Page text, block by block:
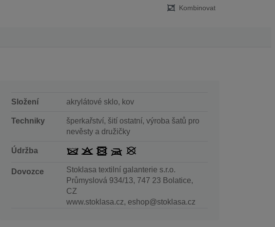
Kombinovat
Složení akrylátové sklo, kov
Techniky
šperkařství, šití ostatní, výroba šatů pro
nevěsty a družičky
Údržba
Dovozce
Stoklasa textilní galanterie s.r.o.
Průmyslová 934/13, 747 23 Bolatice,
CZ
www.stoklasa.cz, eshop@stoklasa.cz